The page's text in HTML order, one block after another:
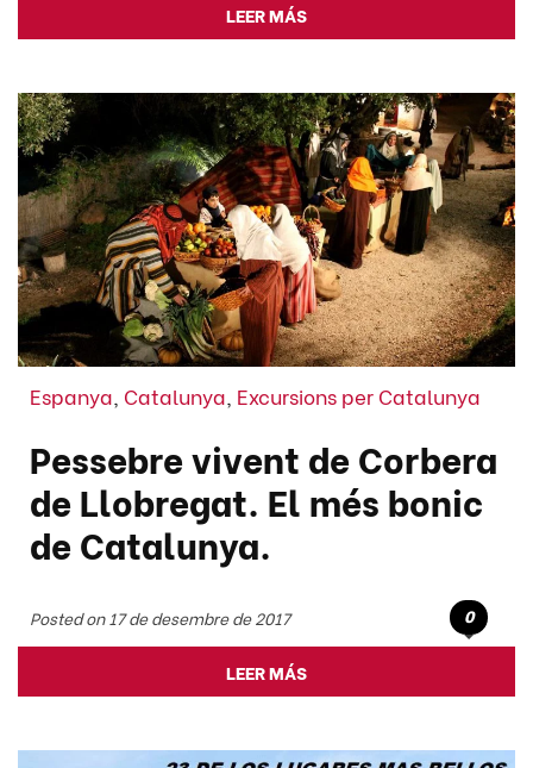
LEER MÁS
Espanya, Catalunya, Excursions per Catalunya
Pessebre vivent de Corbera
de Llobregat. El més bonic
de Catalunya.
Posted on 17 de desembre de 2017 0
LEER MÁS